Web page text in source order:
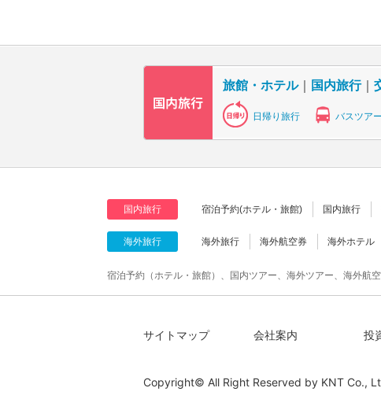
旅館・ホテル｜ 国内旅行｜
日帰り旅行 バスツアー
国内旅行 宿泊予約(ホテル・旅館) 国内旅行
海外旅行 海外旅行 海外航空券 海外ホテル
宿泊予約（ホテル・旅館）、国内ツアー、海外ツアー、海外
サイトマップ 会社案内 投
Copyright© All Right Reserved by KNT Co.,